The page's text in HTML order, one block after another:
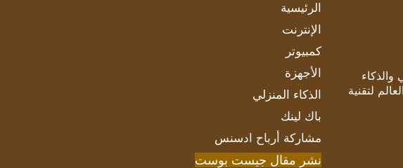
والذكاء
لتقنية
الرئيسية
الإنترنت
كمبيوتر
الأجهزة
الذكاء المنزلي
باك لينك
مشاركة أرباح ادسنس
نشر مقال جيست بوست